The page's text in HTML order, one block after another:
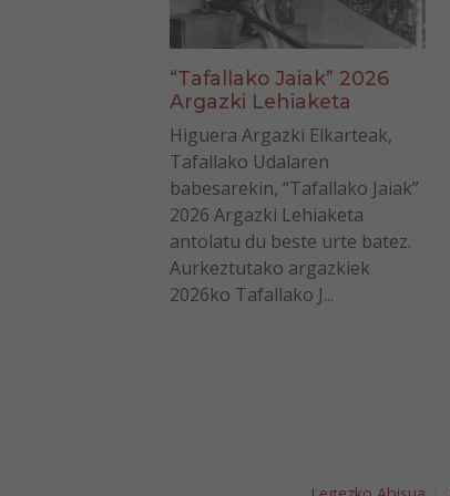
“Tafallako Jaiak” 2026
Argazki Lehiaketa
Higuera Argazki Elkarteak,
Tafallako Udalaren
babesarekin, “Tafallako Jaiak”
2026 Argazki Lehiaketa
antolatu du beste urte batez.
Aurkeztutako argazkiek
2026ko Tafallako J...